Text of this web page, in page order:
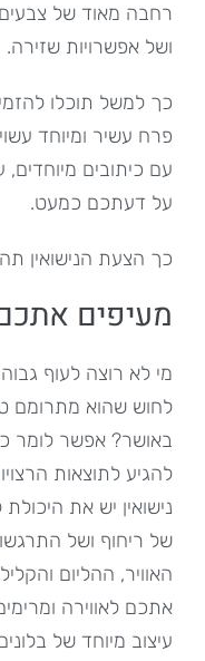
רחבה מאוד של
ושל אפשרויות שזירה.
כך למשל תוכלו
פרח עשיר ומיוחד עשוי
עם כיתובים
על דעתכם כמעט.
כך הצעת הנישואין
מעיפים
מי לא רוצה לעוף
לחוש שהוא מתרומם
באושר? אפשר לומר
להגיע לתוצאות
נישואין יש את
של ריחוף ושל
האוויר, ההליום
אתכם לאווירה
עיצוב מיוחד של